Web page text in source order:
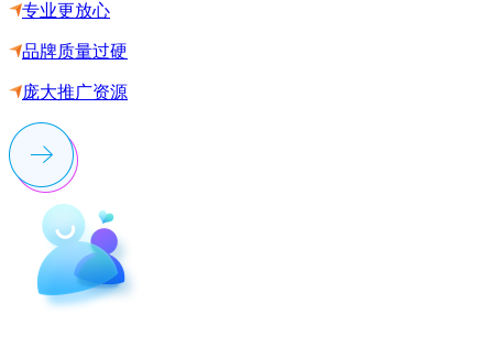
专业更放心
品牌质量过硬
庞大推广资源